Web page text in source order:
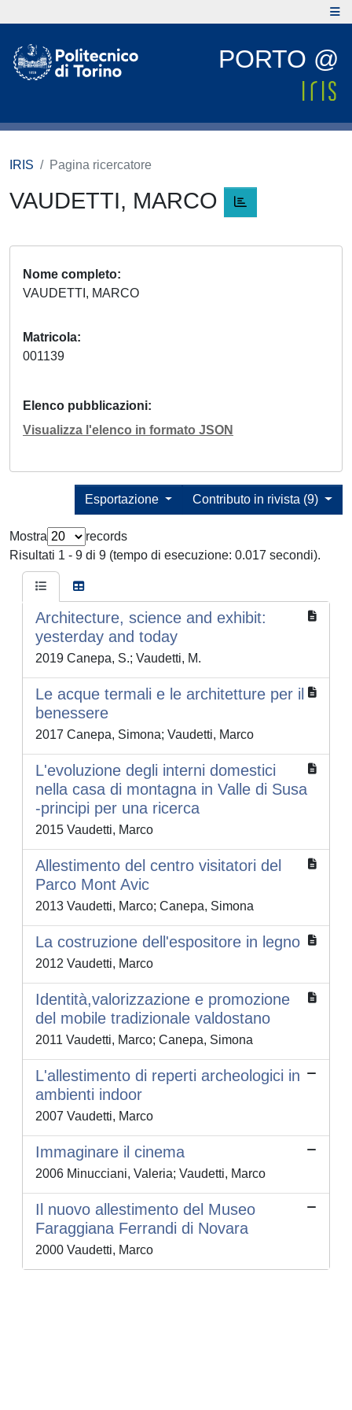
PORTO @
IRIS Pagina ricercatore
VAUDETTI, MARCO
Nome completo
VAUDETTI, MARCO
Matricola
001139
Elenco pubblicazioni
Visualizza l'elenco in formato JSON
Contributo in rivista (9)
Esportazione
Mostra
records
Risultati 1 - 9 di 9 (tempo di esecuzione: 0.017 secondi).
Architecture, science and exhibit:
yesterday and today
2019 Canepa, S.; Vaudetti, M.
Le acque termali e le architetture per il
benessere
2017 Canepa, Simona; Vaudetti, Marco
L'evoluzione degli interni domestici
nella casa di montagna in Valle di Susa
-principi per una ricerca
2015 Vaudetti, Marco
Allestimento del centro visitatori del
Parco Mont Avic
2013 Vaudetti, Marco; Canepa, Simona
La costruzione dell'espositore in legno
2012 Vaudetti, Marco
Identità,valorizzazione e promozione
del mobile tradizionale valdostano
2011 Vaudetti, Marco; Canepa, Simona
L'allestimento di reperti archeologici in
ambienti indoor
2007 Vaudetti, Marco
Immaginare il cinema
2006 Minucciani, Valeria; Vaudetti, Marco
Il nuovo allestimento del Museo
Faraggiana Ferrandi di Novara
2000 Vaudetti, Marco